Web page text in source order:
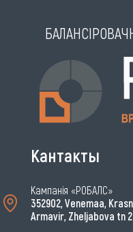
Кантакты
Кампанія «РОБАЛС»
352902, Venemaa,
Armavir, Zheljabova tn 2